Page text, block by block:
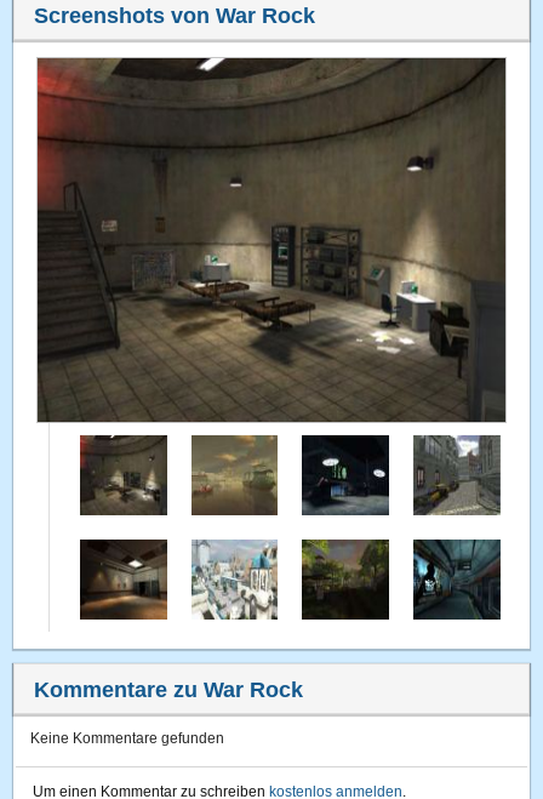
Screenshots von War Rock
Kommentare zu War Rock
Keine Kommentare gefunden
Um einen Kommentar zu schreiben kostenlos anmelden.